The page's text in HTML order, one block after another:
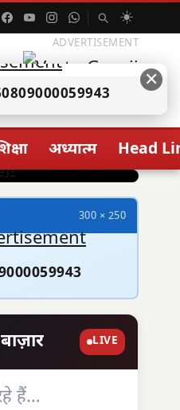
☀️
ADVERTISEMENT
अध्यात्म Head
300 × 250
LIVE
हैं…
✕